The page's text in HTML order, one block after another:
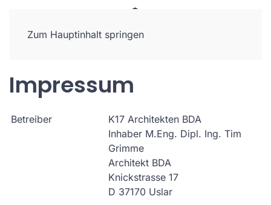
Zum Hauptinhalt springen
Impressum
Betreiber
K17 Architekten BDA
Inhaber M.Eng. Dipl. Ing. Tim
Grimme
Architekt BDA
Knickstrasse 17
D 37170 Uslar